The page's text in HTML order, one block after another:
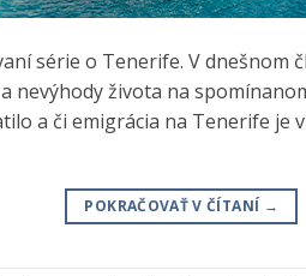
série o Tenerife. V dnešnom
nevýhody života na
a či emigrácia na Tenerife je
POKRAČOVAŤ V ČÍTANÍ →